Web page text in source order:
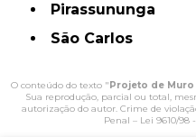
Pirassununga
São Carlos
O conteúdo do texto " Projeto de
Sua reprodução, parcial ou total,
autorização do autor. Crime de
Penal – Lei 9610/98